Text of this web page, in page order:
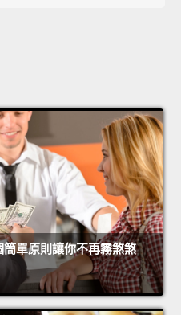
單原則讓你不再霧煞煞